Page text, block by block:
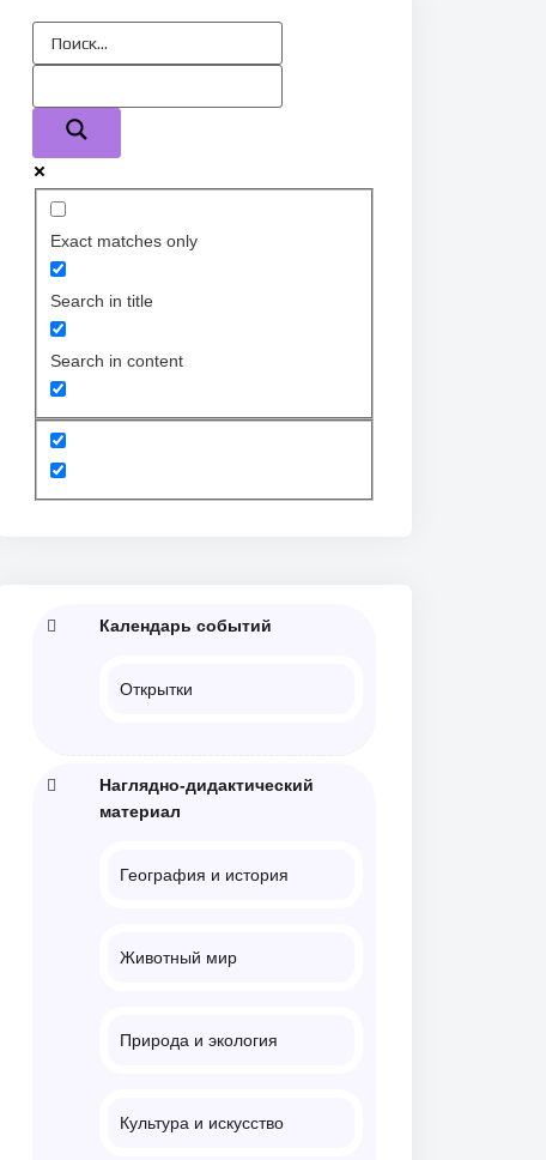
Exact matches only
Search in title
Search in content
Календарь событий
Открытки
Наглядно-дидактический
материал
География и история
Животный мир
Природа и экология
Культура и искусство